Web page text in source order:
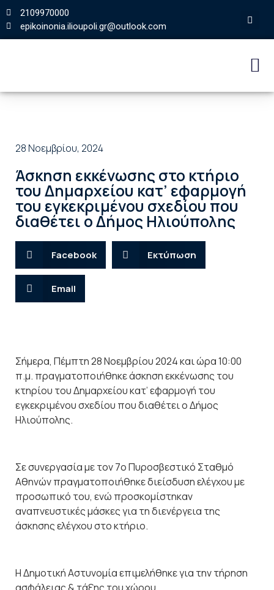
2109970000
epikoinonia.ilioupoli.gr@outlook.com
28 Νοεμβρίου, 2024
Άσκηση εκκένωσης στο κτήριο
του Δημαρχείου κατ’ εφαρμογή
του εγκεκριμένου σχεδίου που
διαθέτει ο Δήμος Ηλιούπολης
Facebook Εκτύπωση
Email
Σήμερα, Πέμπτη 28 Νοεμβρίου 2024 και ώρα 10:00
π.μ. πραγματοποιήθηκε άσκηση εκκένωσης του
κτηρίου του Δημαρχείου κατ’ εφαρμογή του
εγκεκριμένου σχεδίου που διαθέτει ο Δήμος
Ηλιούπολης.
Σε συνεργασία με τον 7οΠυροσβεστικό Σταθμό
Αθηνών πραγματοποιήθηκε διείσδυση ελέγχου με
προσωπικό του, ενώ προσκομίστηκαν
αναπνευστικές μάσκες για τη διενέργεια της
άσκησης ελέγχου στο κτήριο.
Η Δημοτική Αστυνομία επιμελήθηκε για την τήρηση
ασφάλειας & τάξης του χώρου.